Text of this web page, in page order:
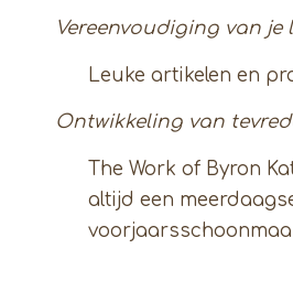
Vereenvoudiging van je
Leuke artikelen en
Ontwikkeling van
The Work of Byron
altijd een